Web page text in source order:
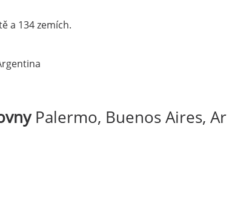
a 134 zemích.
Palermo, Buenos Aires, Ar